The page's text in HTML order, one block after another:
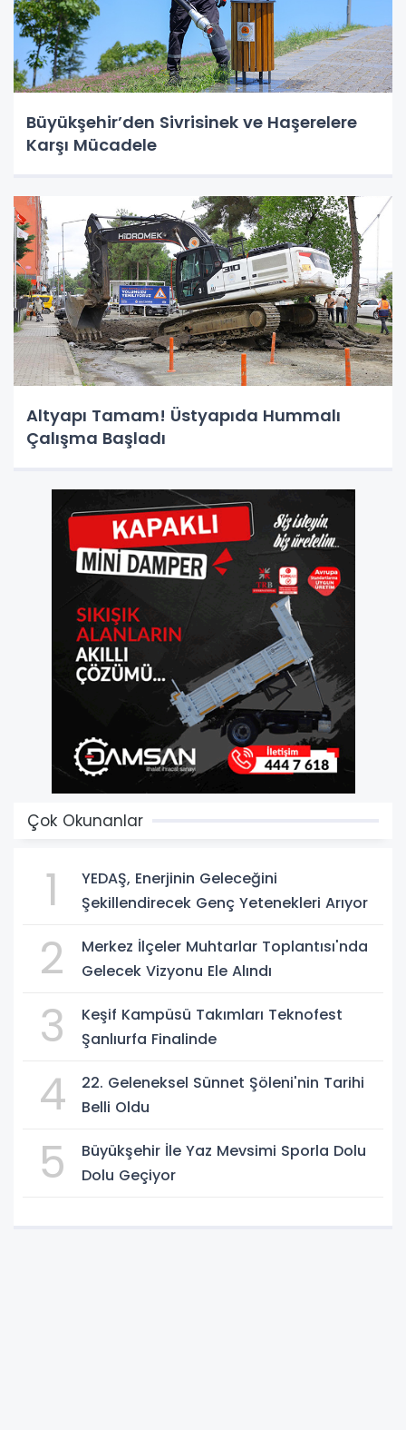
Büyükşehir’den Sivrisinek ve Haşerelere
Karşı Mücadele
Altyapı Tamam! Üstyapıda Hummalı
Çalışma Başladı
Çok Okunanlar
1
YEDAŞ, Enerjinin Geleceğini
Şekillendirecek Genç Yetenekleri Arıyor
2
Merkez İlçeler Muhtarlar Toplantısı'nda
Gelecek Vizyonu Ele Alındı
3
Keşif Kampüsü Takımları Teknofest
Şanlıurfa Finalinde
4
22. Geleneksel Sünnet Şöleni'nin Tarihi
Belli Oldu
5
Büyükşehir İle Yaz Mevsimi Sporla Dolu
Dolu Geçiyor